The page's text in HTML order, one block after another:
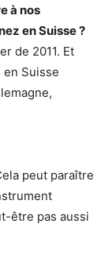
à nos
en Suisse ?
de 2011. Et
en Suisse
peut paraître
être pas aussi